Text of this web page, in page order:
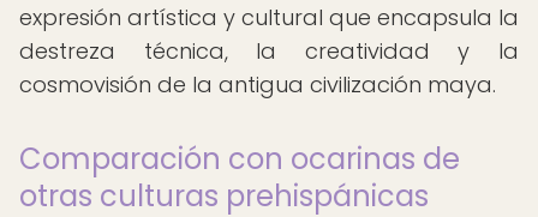
expresión artística y cultural que encapsula la
destreza técnica, la creatividad y la
cosmovisión de la antigua civilización maya.
Comparación con ocarinas de
otras culturas prehispánicas